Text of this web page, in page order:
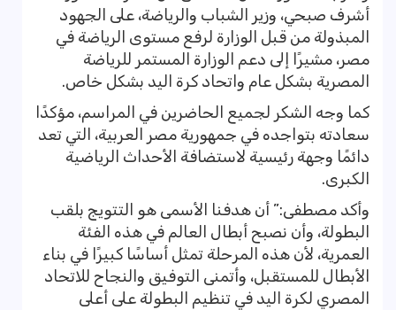
أشرف صبحي، وزير الشباب والرياضة، على الجهود
المبذولة من قبل الوزارة لرفع مستوى الرياضة في
مصر، مشيرًا إلى دعم الوزارة المستمر للرياضة
المصرية بشكل عام واتحاد كرة اليد بشكل خاص.
كما وجه الشكر لجميع الحاضرين في المراسم، مؤكدًا
سعادته بتواجده في جمهورية مصر العربية، التي تعد
دائمًا وجهة رئيسية لاستضافة الأحداث الرياضية
الكبرى.
وأكد مصطفى:” أن هدفنا الأسمى هو التتويج بلقب
البطولة، وأن نصبح أبطال العالم في هذه الفئة
العمرية، لأن هذه المرحلة تمثل أساسًا كبيرًا في بناء
الأبطال للمستقبل، وأتمنى التوفيق والنجاح للاتحاد
المصري لكرة اليد في تنظيم البطولة على أعلى